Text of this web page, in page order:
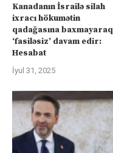
Kanadanın İsrailə silah
ixracı hökumətin
qadağasına baxmayaraq
‘fasiləsiz’ davam edir:
Hesabat
İyul 31, 2025